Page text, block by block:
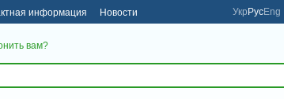
информация Новости Укр РусEng
вам?